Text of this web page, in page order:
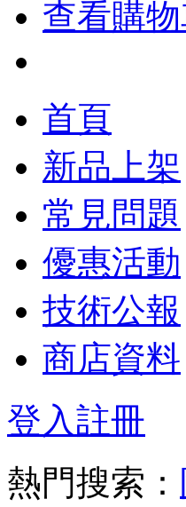
查看購
首頁
新品上架
常見問題
優惠活動
技術公報
商店資料
登入註冊
熱門搜索：